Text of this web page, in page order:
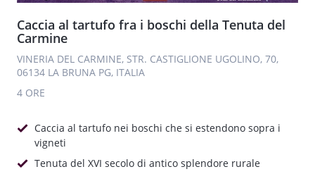
Caccia al tartufo fra i boschi della Tenuta del
Carmine
VINERIA DEL CARMINE, STR. CASTIGLIONE UGOLINO, 70,
06134 LA BRUNA PG, ITALIA
4 ORE
Caccia al tartufo nei boschi che si estendono sopra i
vigneti
Tenuta del XVI secolo di antico splendore rurale